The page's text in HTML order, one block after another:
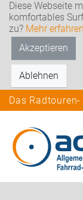
Diese Webseite
komfortables
zu? Mehr erfahren
Akzeptieren
Ablehnen
Das